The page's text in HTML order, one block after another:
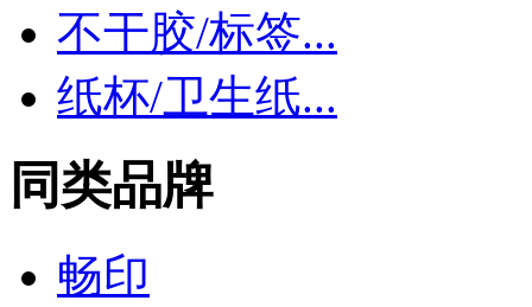
不干胶/标签...
纸杯/卫生纸...
同类品牌
畅印